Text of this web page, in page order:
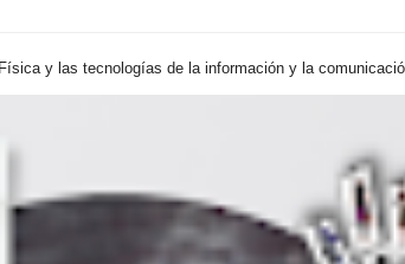
y las tecnologías de la información y la